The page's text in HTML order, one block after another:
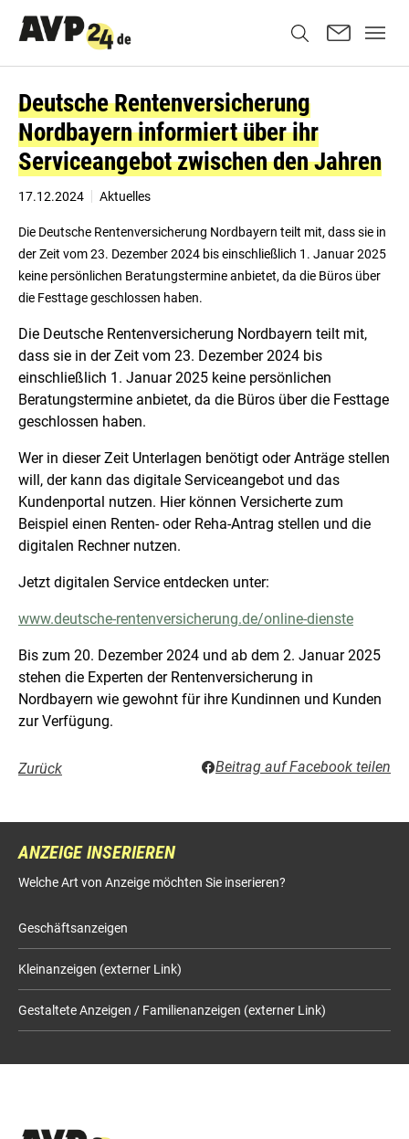
Deutsche Rentenversicherung
Nordbayern informiert über ihr
Serviceangebot zwischen den Jahren
17.12.2024 Aktuelles
Die Deutsche Rentenversicherung Nordbayern teilt mit, dass sie in
der Zeit vom 23. Dezember 2024 bis einschließlich 1. Januar 2025
keine persönlichen Beratungstermine anbietet, da die Büros über
die Festtage geschlossen haben.
Die Deutsche Rentenversicherung Nordbayern teilt mit,
dass sie in der Zeit vom 23. Dezember 2024 bis
einschließlich 1. Januar 2025 keine persönlichen
Beratungstermine anbietet, da die Büros über die Festtage
geschlossen haben.
Wer in dieser Zeit Unterlagen benötigt oder Anträge stellen
will, der kann das digitale Serviceangebot und das
Kundenportal nutzen. Hier können Versicherte zum
Beispiel einen Renten- oder Reha-Antrag stellen und die
digitalen Rechner nutzen.
Jetzt digitalen Service entdecken unter:
www.deutsche-rentenversicherung.de/online-dienste
Bis zum 20. Dezember 2024 und ab dem 2. Januar 2025
stehen die Experten der Rentenversicherung in
Nordbayern wie gewohnt für ihre Kundinnen und Kunden
zur Verfügung.
Zurück Beitrag auf Facebook teilen
ANZEIGE INSERIEREN
Welche Art von Anzeige möchten Sie inserieren?
Geschäftsanzeigen
Kleinanzeigen (externer Link)
Gestaltete Anzeigen / Familienanzeigen (externer Link)